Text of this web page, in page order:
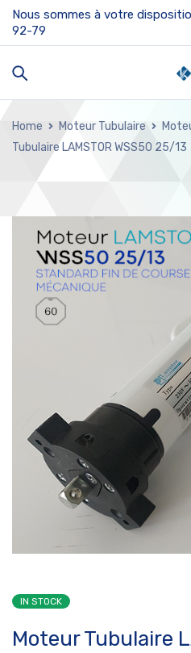
Nous sommes à votre
92-79
Home Moteur Tubulaire
Tubulaire LAMSTOR WSS50 25/13
IN STOCK
Moteur Tubulaire